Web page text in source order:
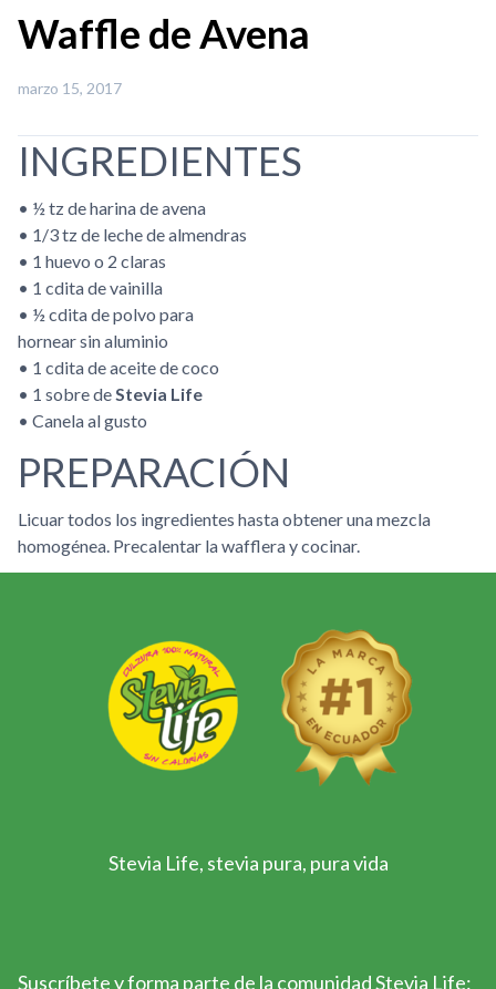
Waffle de Avena
marzo 15, 2017
INGREDIENTES
• ½ tz de harina de avena
• 1/3 tz de leche de almendras
• 1 huevo o 2 claras
• 1 cdita de vainilla
• ½ cdita de polvo para
hornear sin aluminio
• 1 cdita de aceite de coco
• 1 sobre deStevia Life
• Canela al gusto
PREPARACIÓN
Licuar todos los ingredientes hasta obtener una mezcla
homogénea. Precalentar la wafflera y cocinar.
Stevia Life, stevia pura, pura vida
Suscríbete y forma parte de la comunidad Stevia Life: